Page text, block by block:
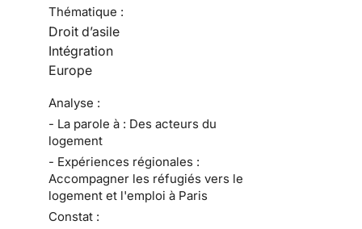
Thématique :
Droit d’asile
Intégration
Europe
Analyse :
- La parole à : Des acteurs du
logement
- Expériences régionales :
Accompagner les réfugiés vers le
logement et l'emploi à Paris
Constat :